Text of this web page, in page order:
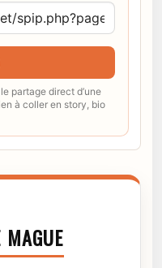
partage direct d’une
à coller en story, bio
MAGUE